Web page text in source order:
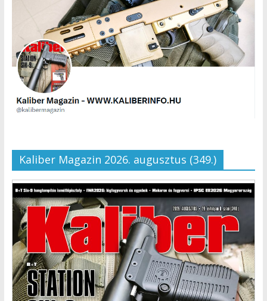
Kaliber Magazin 2026. augusztus (349.)